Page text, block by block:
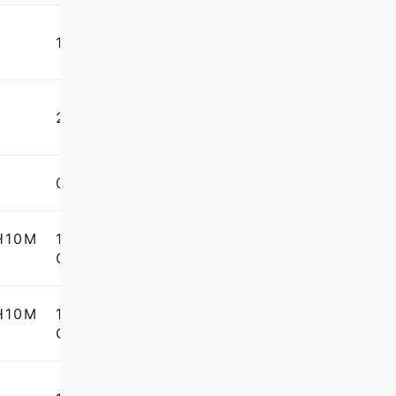
1333
2309
0.00005
1.2+3.0L/1000(PH10M
Q+SP25M使用時)
1.2+3.0L/1000(PH10M
Q+SP25M使用時)